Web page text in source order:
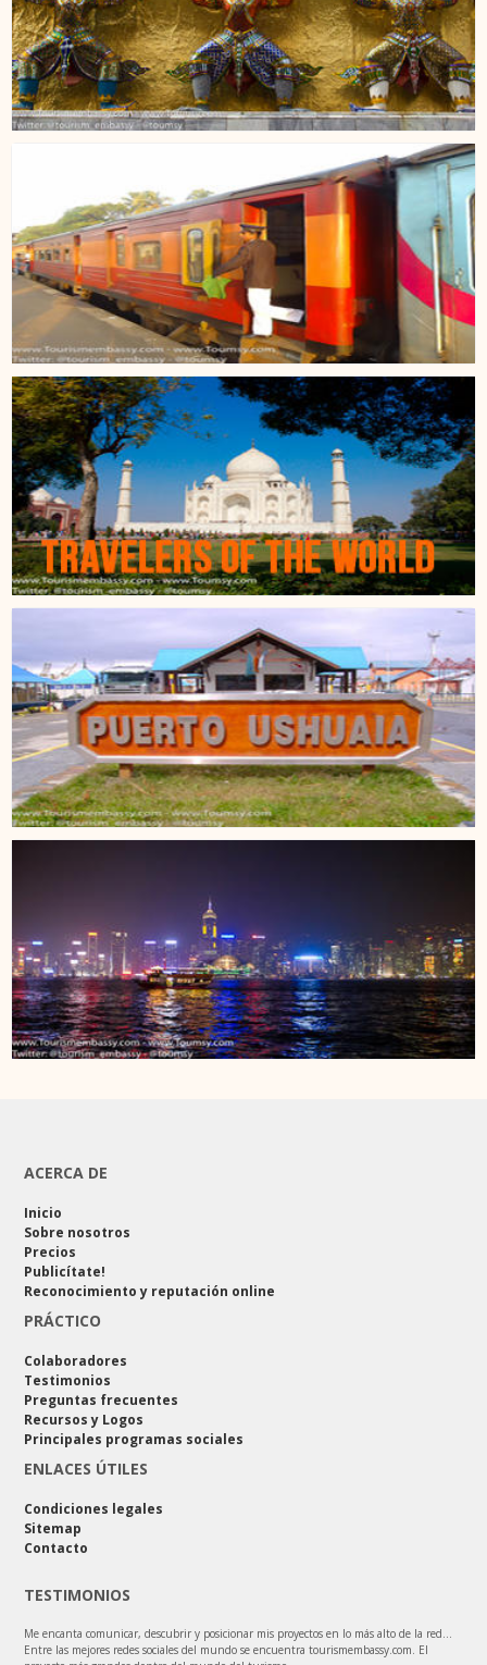
ACERCA DE
Inicio
Sobre nosotros
Precios
Publicítate!
Reconocimiento y reputación online
PRÁCTICO
Colaboradores
Testimonios
Preguntas frecuentes
Recursos y Logos
Principales programas sociales
ENLACES ÚTILES
Condiciones legales
Sitemap
Contacto
TESTIMONIOS
Me encanta comunicar, descubrir y posicionar mis proyectos en lo más alto de la red…
Entre las mejores redes sociales del mundo se encuentra tourismembassy.com. El